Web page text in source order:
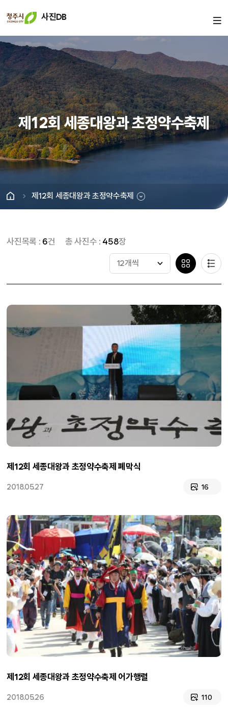
사진DB
제12회 세종대왕과 초정약수축제
제12회 세종대왕과 초정약수축제
사진목록 : 6건 총 사진수 : 458장
12개씩
제12회 세종대왕과 초정약수축제 폐막식
2018.05.27 16
제12회 세종대왕과 초정약수축제 어가행렬
2018.05.26 110